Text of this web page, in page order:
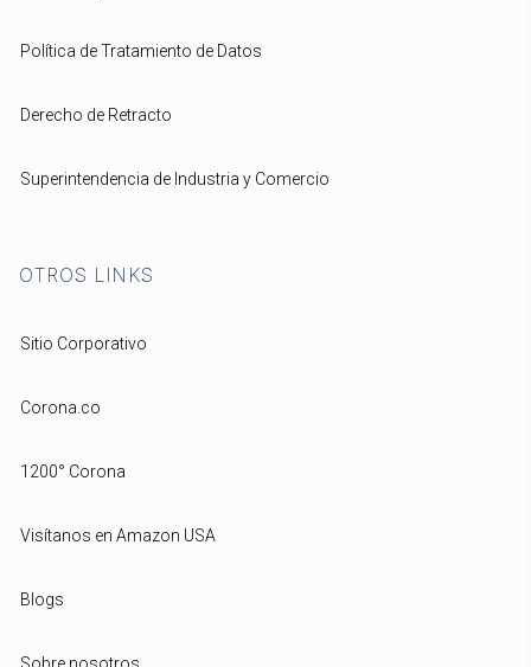
Política de Tratamiento de Datos
Derecho de Retracto
Superintendencia de Industria y Comercio
OTROS LINKS
Sitio Corporativo
Corona.co
1200° Corona
Visítanos en Amazon USA
Blogs
Sobre nosotros